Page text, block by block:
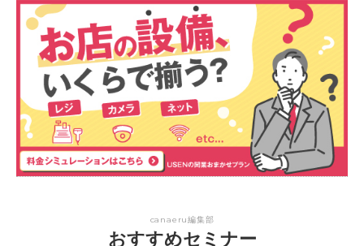
canaeru編集部
おすすめセミナー